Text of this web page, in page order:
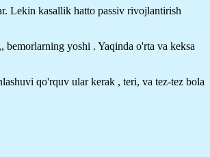
Lekin kasallik hatto passiv rivojlantirish
yoshi . Yaqinda o'rta va keksa
qo'rquv ular kerak , teri, va tez-tez bola